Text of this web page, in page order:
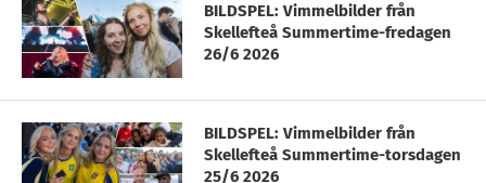
BILDSPEL: Vimmelbilder från
Skellefteå Summertime-fredagen
26/6 2026
BILDSPEL: Vimmelbilder från
Skellefteå Summertime-torsdagen
25/6 2026